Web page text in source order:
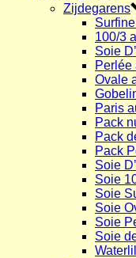
Zijdegarens
100/3
Soie
Perlée
Ovale
Paris
Pack
Pack
Pack
Soie
Soie
Soie
Soie
Soie
Soie